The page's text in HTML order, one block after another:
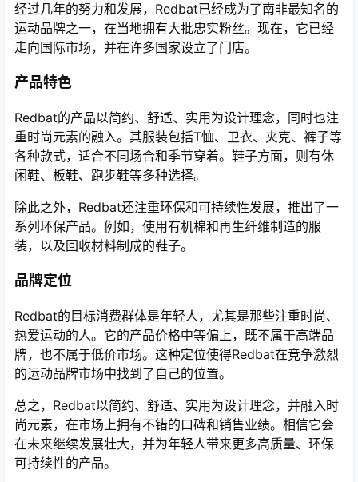
经过几年的努力和发展，Redbat已经成为了南非最知名的
运动品牌之一，在当地拥有大批忠实粉丝。现在，它已经
走向国际市场，并在许多国家设立了门店。
产品特色
Redbat的产品以简约、舒适、实用为设计理念，同时也注
重时尚元素的融入。其服装包括T恤、卫衣、夹克、裤子等
各种款式，适合不同场合和季节穿着。鞋子方面，则有休
闲鞋、板鞋、跑步鞋等多种选择。
除此之外，Redbat还注重环保和可持续性发展，推出了一
系列环保产品。例如，使用有机棉和再生纤维制造的服
装，以及回收材料制成的鞋子。
品牌定位
Redbat的目标消费群体是年轻人，尤其是那些注重时尚、
热爱运动的人。它的产品价格中等偏上，既不属于高端品
牌，也不属于低价市场。这种定位使得Redbat在竞争激烈
的运动品牌市场中找到了自己的位置。
总之，Redbat以简约、舒适、实用为设计理念，并融入时
尚元素，在市场上拥有不错的口碑和销售业绩。相信它会
在未来继续发展壮大，并为年轻人带来更多高质量、环保
可持续性的产品。